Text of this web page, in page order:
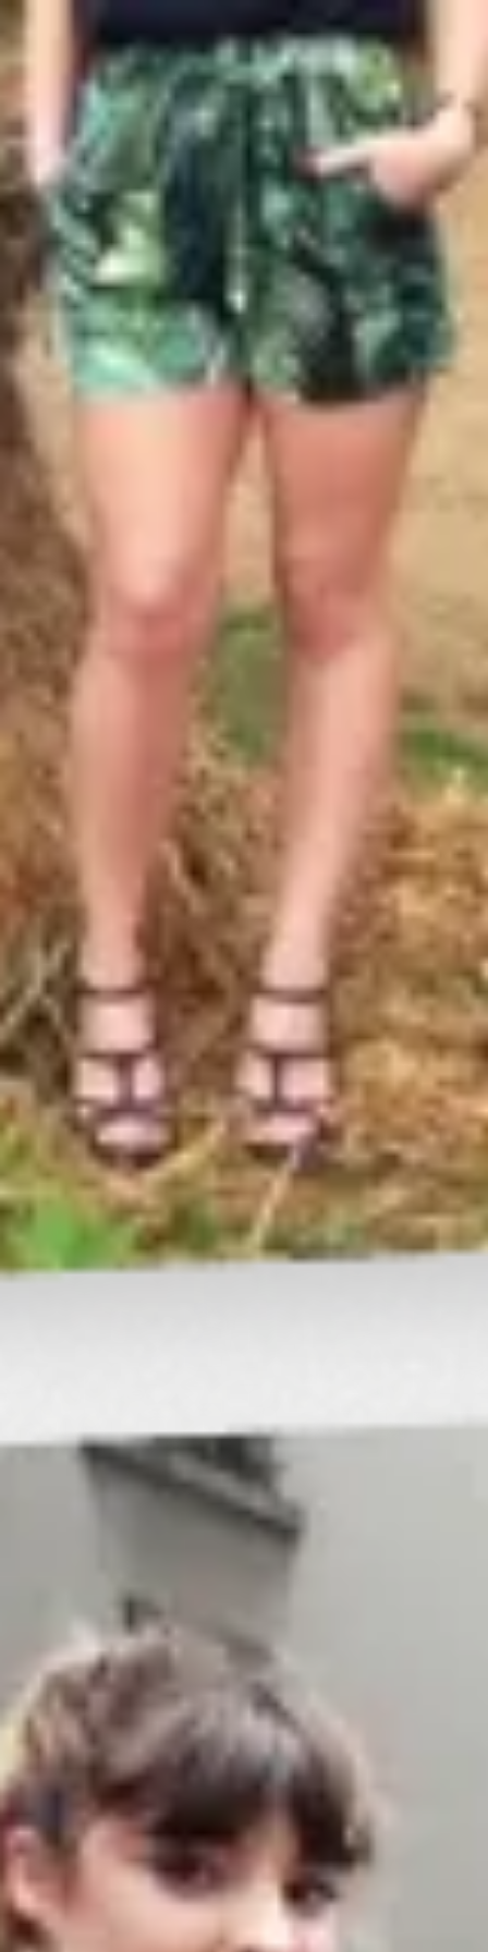
Découvrir !
Basculer
navigation
CONTRIBUTION À PROPOS
Une très belle libertine se balade nue à la
vue de tous...
2 599 vues